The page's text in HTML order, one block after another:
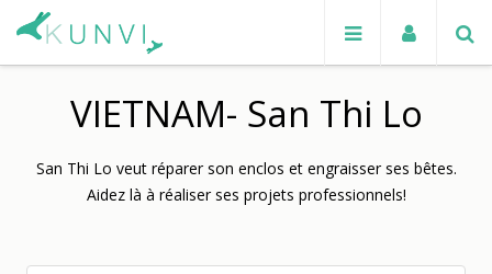
VIETNAM- San Thi Lo
San Thi Lo veut réparer son enclos et engraisser ses bêtes.
Aidez là à réaliser ses projets professionnels!